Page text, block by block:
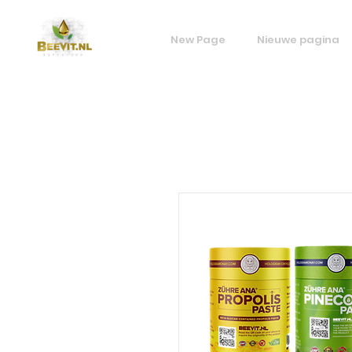
New Page Nieuwe pagina